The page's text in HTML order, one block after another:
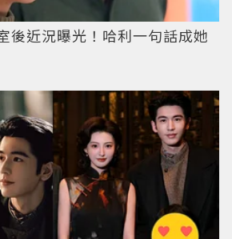
後近況曝光！哈利一句話成她